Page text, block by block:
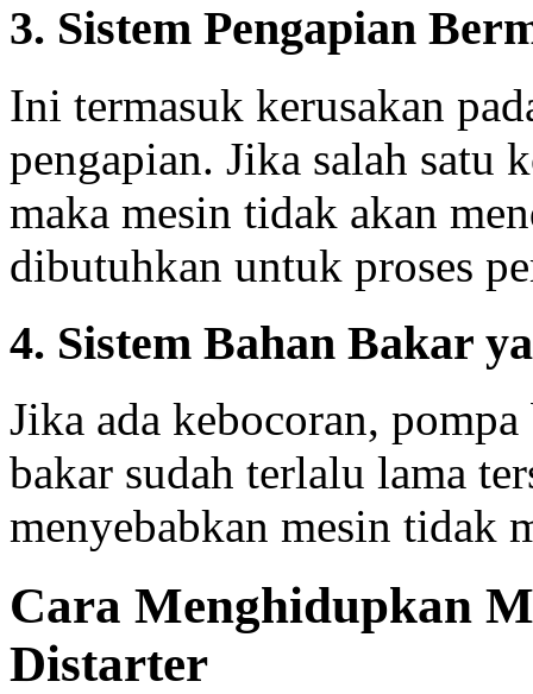
3. Sistem Pengapian
Ini termasuk kerusakan
pengapian. Jika salah satu
maka mesin tidak akan
dibutuhkan untuk proses
4. Sistem Bahan Bakar
Jika ada kebocoran,
bakar sudah terlalu lama
menyebabkan mesin tidak
Cara Menghidupkan
Distarter